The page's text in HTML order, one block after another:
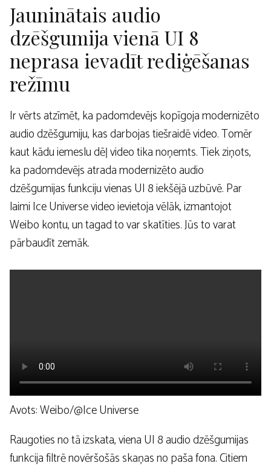
Jauninātais audio
dzēšgumija vienā UI 8
neprasa ievadīt rediģēšanas
režīmu
Ir vērts atzīmēt, ka padomdevējs kopīgoja modernizēto
audio dzēšgumiju, kas darbojas tiešraidē video. Tomēr
kaut kādu iemeslu dēļ video tika noņemts. Tiek ziņots,
ka padomdevējs atrada modernizēto audio
dzēšgumijas funkciju vienas UI 8 iekšējā uzbūvē. Par
laimi Ice Universe video ievietoja vēlāk, izmantojot
Weibo kontu, un tagad to var skatīties. Jūs to varat
pārbaudīt zemāk.
Avots: Weibo/@Ice Universe
Raugoties no tā izskata, viena UI 8 audio dzēšgumijas
funkcija filtrē novēršošās skaņas no paša fona. Citiem